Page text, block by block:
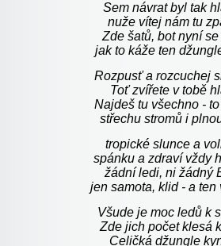
Sem návrat byl tak
nuže vítej nám tu
Zde šatů, bot nyní se
jak to káže ten
Rozpusť a rozcuchej
Toť zvířete v tobě
Najdeš tu všechno -
střechu stromů i
tropické slunce a
spánku a zdraví vždy
žádníledi, ni žádný
jen samota, klid - a ten
Všude je moc ledů k
Zde jich počet klesá
Celičká džungle